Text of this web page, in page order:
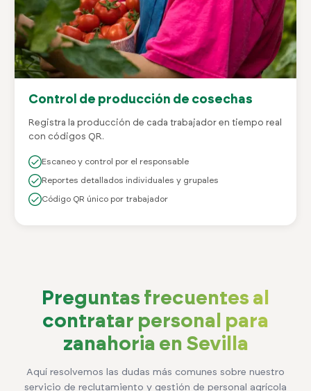
Control de producción de cosechas
Registra la producción de cada trabajador en tiempo real
con códigos QR.
Escaneo y control por el responsable
Reportes detallados individuales y grupales
Código QR único por trabajador
Preguntas frecuentes al
contratar personal para
zanahoria en Sevilla
Aquí resolvemos las dudas más comunes sobre nuestro
servicio de reclutamiento y gestión de personal agrícola